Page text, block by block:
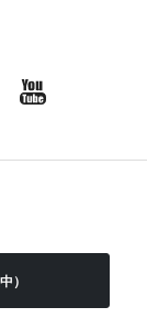
）